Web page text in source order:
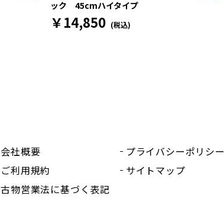
ック 45cmハイタイプ
￥14,850 (税込)
会社概要
ご利用規約
古物営業法に基づく表記
プライバシーポリシー
サイトマップ